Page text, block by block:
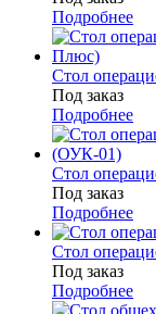
Подробнее
Стол
Под заказ
Подробнее
Стол
Под заказ
Подробнее
Стол
Под заказ
Подробнее